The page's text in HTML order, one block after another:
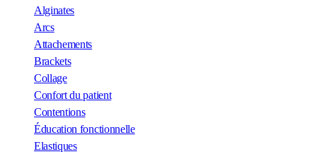
Alginates
Arcs
Attachements
Brackets
Collage
Confort du patient
Contentions
Éducation fonctionnelle
Elastiques